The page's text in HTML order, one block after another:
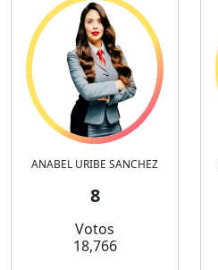
ANABEL URIBE SANCHEZ
8
Votos
18,766